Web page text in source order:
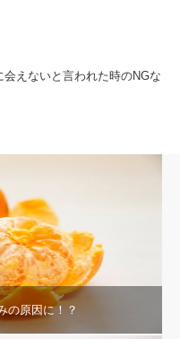
会えないと言われた時のNGな
の原因に！？